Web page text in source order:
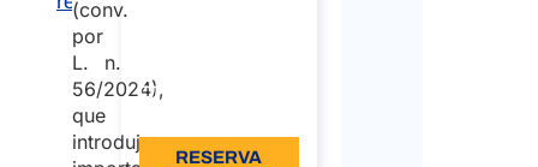
(conv.
por
L. n.
56/2024),
que
introdujo
RESERVA